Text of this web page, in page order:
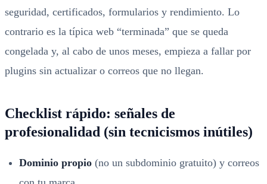
seguridad, certificados, formularios y rendimiento. Lo
contrario es la típica web “terminada” que se queda
congelada y, al cabo de unos meses, empieza a fallar por
plugins sin actualizar o correos que no llegan.
Checklist rápido: señales de
profesionalidad (sin tecnicismos inútiles)
Dominio propio (no un subdominio gratuito) y correos